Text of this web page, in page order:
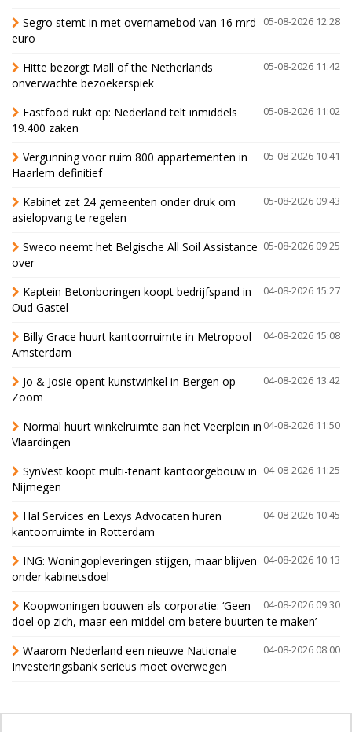
05-08-2026 12:28
Segro stemt in met overnamebod van 16 mrd
euro
05-08-2026 11:42
Hitte bezorgt Mall of the Netherlands
onverwachte bezoekerspiek
05-08-2026 11:02
Fastfood rukt op: Nederland telt inmiddels
19.400 zaken
05-08-2026 10:41
Vergunning voor ruim 800 appartementen in
Haarlem definitief
05-08-2026 09:43
Kabinet zet 24 gemeenten onder druk om
asielopvang te regelen
05-08-2026 09:25
Sweco neemt het Belgische All Soil Assistance
over
04-08-2026 15:27
Kaptein Betonboringen koopt bedrijfspand in
Oud Gastel
04-08-2026 15:08
Billy Grace huurt kantoorruimte in Metropool
Amsterdam
04-08-2026 13:42
Jo & Josie opent kunstwinkel in Bergen op
Zoom
04-08-2026 11:50
Normal huurt winkelruimte aan het Veerplein in
Vlaardingen
04-08-2026 11:25
SynVest koopt multi-tenant kantoorgebouw in
Nijmegen
04-08-2026 10:45
Hal Services en Lexys Advocaten huren
kantoorruimte in Rotterdam
04-08-2026 10:13
ING: Woningopleveringen stijgen, maar blijven
onder kabinetsdoel
04-08-2026 09:30
Koopwoningen bouwen als corporatie: ‘Geen
doel op zich, maar een middel om betere buurten te maken’
04-08-2026 08:00
Waarom Nederland een nieuwe Nationale
Investeringsbank serieus moet overwegen